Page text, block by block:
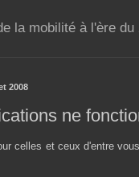
la mobilité à l'ère du
2008
ne
celles et ceux d'entre